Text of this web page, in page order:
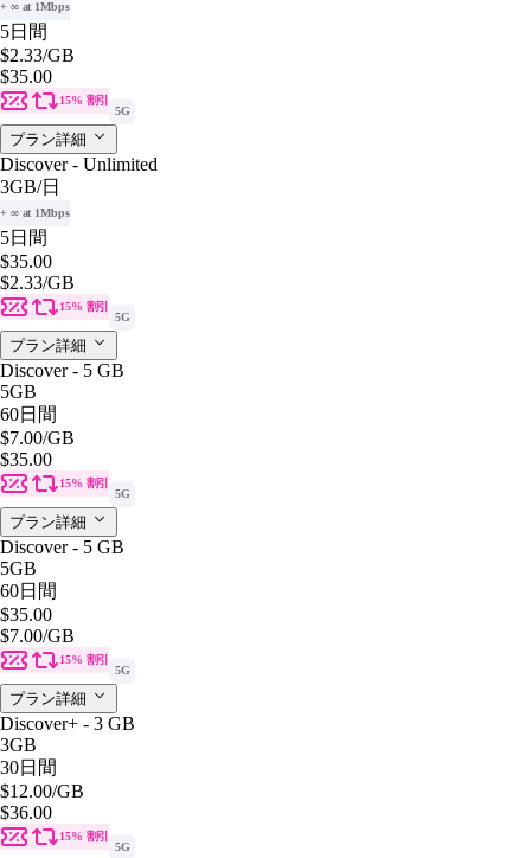
+ ∞ at 1Mbps
5日間
$2.33/GB
$35.00
15% 割引
5G
プラン詳細
Discover - Unlimited
3GB/日
+ ∞ at 1Mbps
5日間
$35.00
$2.33/GB
15% 割引
5G
プラン詳細
Discover - 5 GB
5GB
60日間
$7.00/GB
$35.00
15% 割引
5G
プラン詳細
Discover - 5 GB
5GB
60日間
$35.00
$7.00/GB
15% 割引
5G
プラン詳細
Discover+ - 3 GB
3GB
30日間
$12.00/GB
$36.00
15% 割引
5G